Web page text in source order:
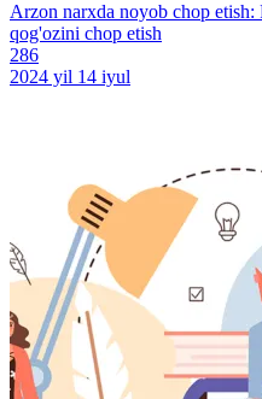
Arzon narxda noyob chop
qog'ozini chop etish
286
2024 yil 14 iyul